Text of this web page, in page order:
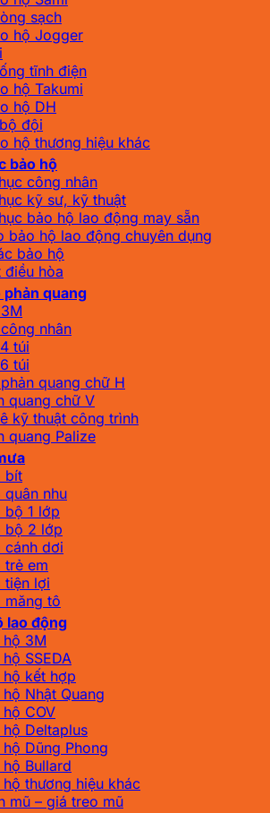
sạch
hộ Jogger
tĩnh điện
hộ Takumi
hộ DH
đội
hộ thương hiệu khác
bảo hộ
công nhân
kỹ sư, kỹ thuật
bảo hộ lao động may sẵn
bảo hộ lao động chuyên dụng
bảo hộ
điều hòa
phản quang
nhân
túi
túi
quang chữ H
quang chữ V
kỹ thuật công trình
quang Palize
bít
quân nhu
bộ 1 lớp
bộ 2 lớp
cánh dơi
trẻ em
tiện lợi
măng tô
lao động
3M
SSEDA
kết hợp
Nhật Quang
COV
Deltaplus
Dũng Phong
Bullard
thương hiệu khác
mũ – giá treo mũ